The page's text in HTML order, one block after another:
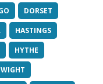
DORSET
HASTINGS
HYTHE